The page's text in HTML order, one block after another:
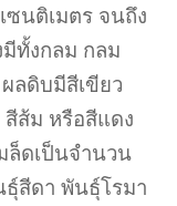
นติเมตร จนถึง
ทั้งกลม กลม
ลดิบมีสีเขียว
สีส้ม หรือสีแดง
ล็ดเป็นจำนวน
สีดา พันธุ์โรมา